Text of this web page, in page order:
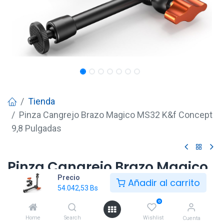
Precio
54.042,53 Bs Añadir al carrito
Home Search
0
Wishlist Cuenta
Tienda
Pinza Cangrejo Brazo Magico MS32 K&f Concept
9,8 Pulgadas
Pinza Cangrejo Brazo Magico
MS32 K&f Concept 9,8
Pulgadas